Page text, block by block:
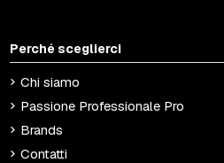
Perché sceglierci
Chi siamo
Passione Professionale Pro
Brands
Contatti